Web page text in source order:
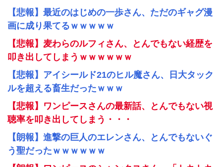
【悲報】最近のはじめの一歩さん、ただのギャグ漫
画に成り果てるｗｗｗｗｗ
【悲報】麦わらのルフィさん、とんでもない経歴を
叩き出してしまうｗｗｗｗｗｗ
【悲報】アイシールド21のヒル魔さん、日大タック
ルを超える畜生だったｗｗｗ
【悲報】ワンピースさんの最新話、とんでもない視
聴率を叩き出してしまう・・・
【朗報】進撃の巨人のエレンさん、とんでもないぐ
う聖だったｗｗｗｗｗｗ